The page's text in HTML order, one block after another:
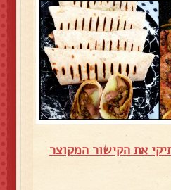
את הקישור המקוצר